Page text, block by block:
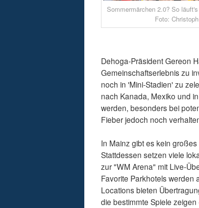
Sommermärchen 2.0? So
Foto:
Dehoga-Präsident Gereon
Gemeinschaftserlebnis zu
noch in 'Mini-Stadien' zu
nach Kanada, Mexiko und
werden, besonders bei
Fieber jedoch noch
In Mainz gibt es kein
Stattdessen setzen viele
zur "WM Arena" mit Live-
Favorite Parkhotels werden
Locations bieten
die bestimmte Spiele